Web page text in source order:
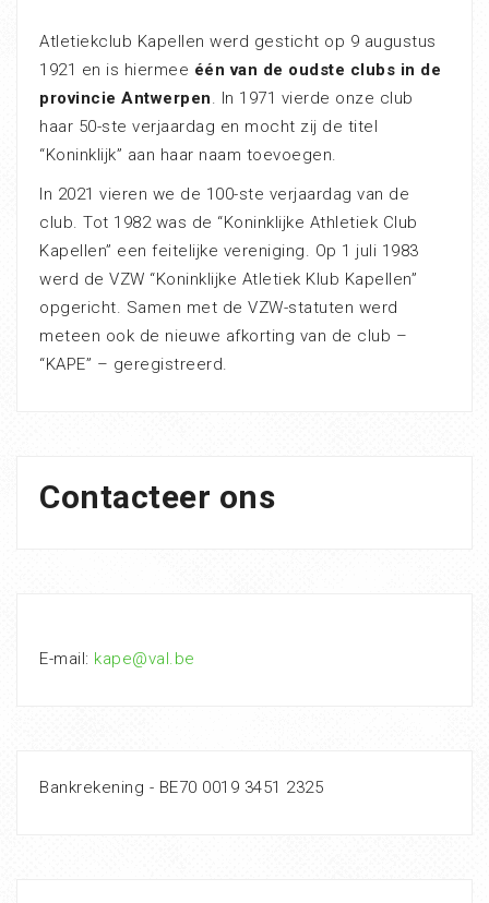
Atletiekclub Kapellen werd gesticht op 9 augustus
1921 en is hiermee één van de oudste clubs in de
provincie Antwerpen. In 1971 vierde onze club
haar 50-ste verjaardag en mocht zij de titel
“Koninklijk” aan haar naam toevoegen.
In 2021 vieren we de 100-ste verjaardag van de
club. Tot 1982 was de “Koninklijke Athletiek Club
Kapellen” een feitelijke vereniging. Op 1 juli 1983
werd de VZW “Koninklijke Atletiek Klub Kapellen”
opgericht. Samen met de VZW-statuten werd
meteen ook de nieuwe afkorting van de club –
“KAPE” – geregistreerd.
Contacteer ons
E-mail: kape@val.be
Bankrekening - BE70 0019 3451 2325